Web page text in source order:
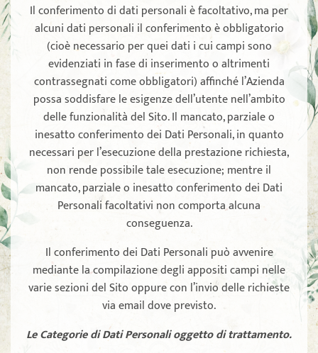
Il conferimento di dati personali è facoltativo, ma per
alcuni dati personali il conferimento è obbligatorio
(cioè necessario per quei dati i cui campi sono
evidenziati in fase di inserimento o altrimenti
contrassegnati come obbligatori) affinché l’Azienda
possa soddisfare le esigenze dell’utente nell’ambito
delle funzionalità del Sito. Il mancato, parziale o
inesatto conferimento dei Dati Personali, in quanto
necessari per l’esecuzione della prestazione richiesta,
non rende possibile tale esecuzione; mentre il
mancato, parziale o inesatto conferimento dei Dati
Personali facoltativi non comporta alcuna
conseguenza.
Il conferimento dei Dati Personali può avvenire
mediante la compilazione degli appositi campi nelle
varie sezioni del Sito oppure con l’invio delle richieste
via email dove previsto.
Le Categorie di Dati Personali oggetto di trattamento.